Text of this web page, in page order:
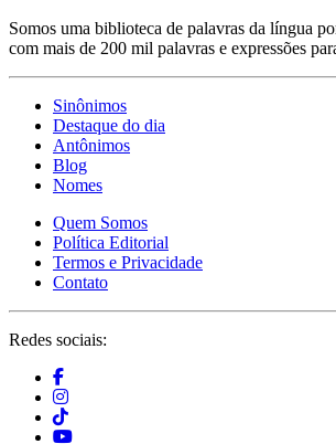
Somos uma biblioteca de palavras da língua
com mais de 200 mil palavras e expressões
Sinônimos
Destaque do dia
Antônimos
Blog
Nomes
Quem Somos
Política Editorial
Termos e Privacidade
Contato
Redes sociais: